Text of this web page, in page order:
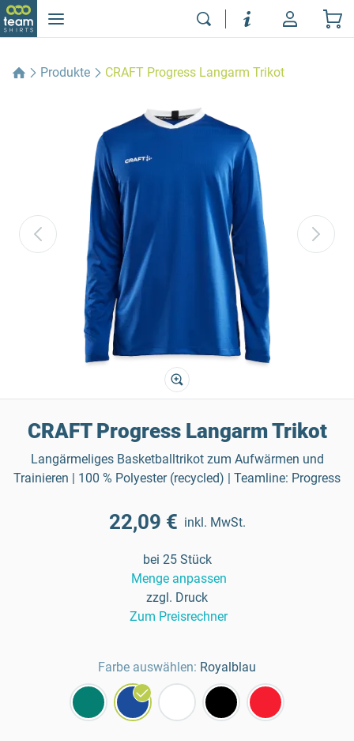
Produkte CRAFT Progress Langarm Trikot
CRAFT Progress Langarm Trikot
Langärmeliges Basketballtrikot zum Aufwärmen und
Trainieren | 100 % Polyester (recycled) | Teamline: Progress
22,09 € inkl. MwSt.
bei 25 Stück
Menge anpassen
zzgl. Druck
Zum Preisrechner
Farbe auswählen: Royalblau